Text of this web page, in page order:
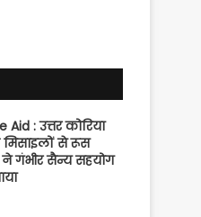
Aid : उत्तर कोरिया
से रूस
गंभीर सैन्य सहयोग